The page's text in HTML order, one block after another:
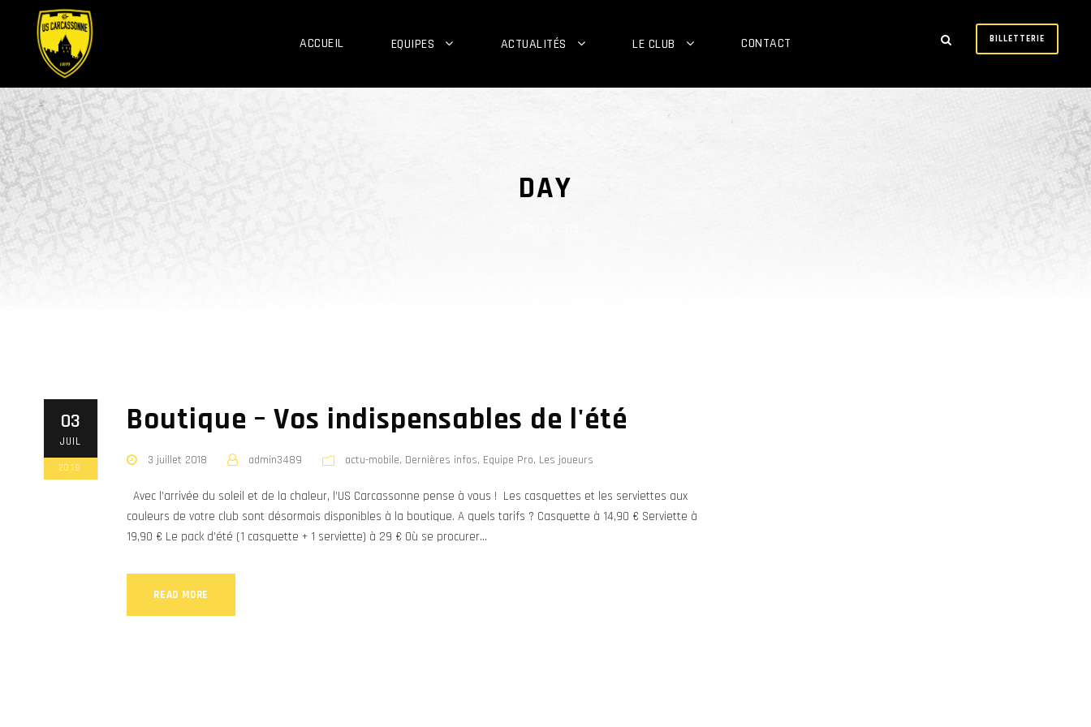
ACCUEIL EQUIPES ACTUALITÉS LE CLUB CONTACT BILLETTERIE
DAY
03
JUIL
2018
Boutique – Vos indispensables de l'été
3 juillet 2018 admin3489 actu-mobile, Dernières infos, Equipe Pro, Les joueurs
Avec l’arrivée du soleil et de la chaleur, l’US Carcassonne pense à vous ! Les casquettes et les serviettes aux
couleurs de votre club sont désormais disponibles à la boutique. A quels tarifs ? Casquette à 14,90 € Serviette à
19,90 € Le pack d’été (1 casquette + 1 serviette) à 29 € Où se procurer...
READ MORE